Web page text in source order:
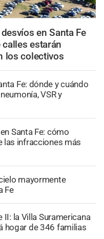
en Santa Fe
estarán
los colectivos
Fe: dónde y cuándo
VSR y
Santa Fe: cómo
las infracciones más
mayormente
Fe
II: la Villa Suramericana
hogar de 346 familias